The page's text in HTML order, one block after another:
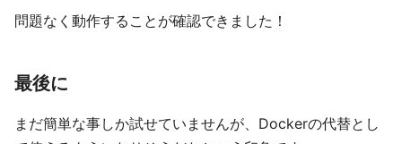
問題なく動作することが確認できました！
最後に
まだ簡単な事しか試せていませんが、Dockerの代替とし